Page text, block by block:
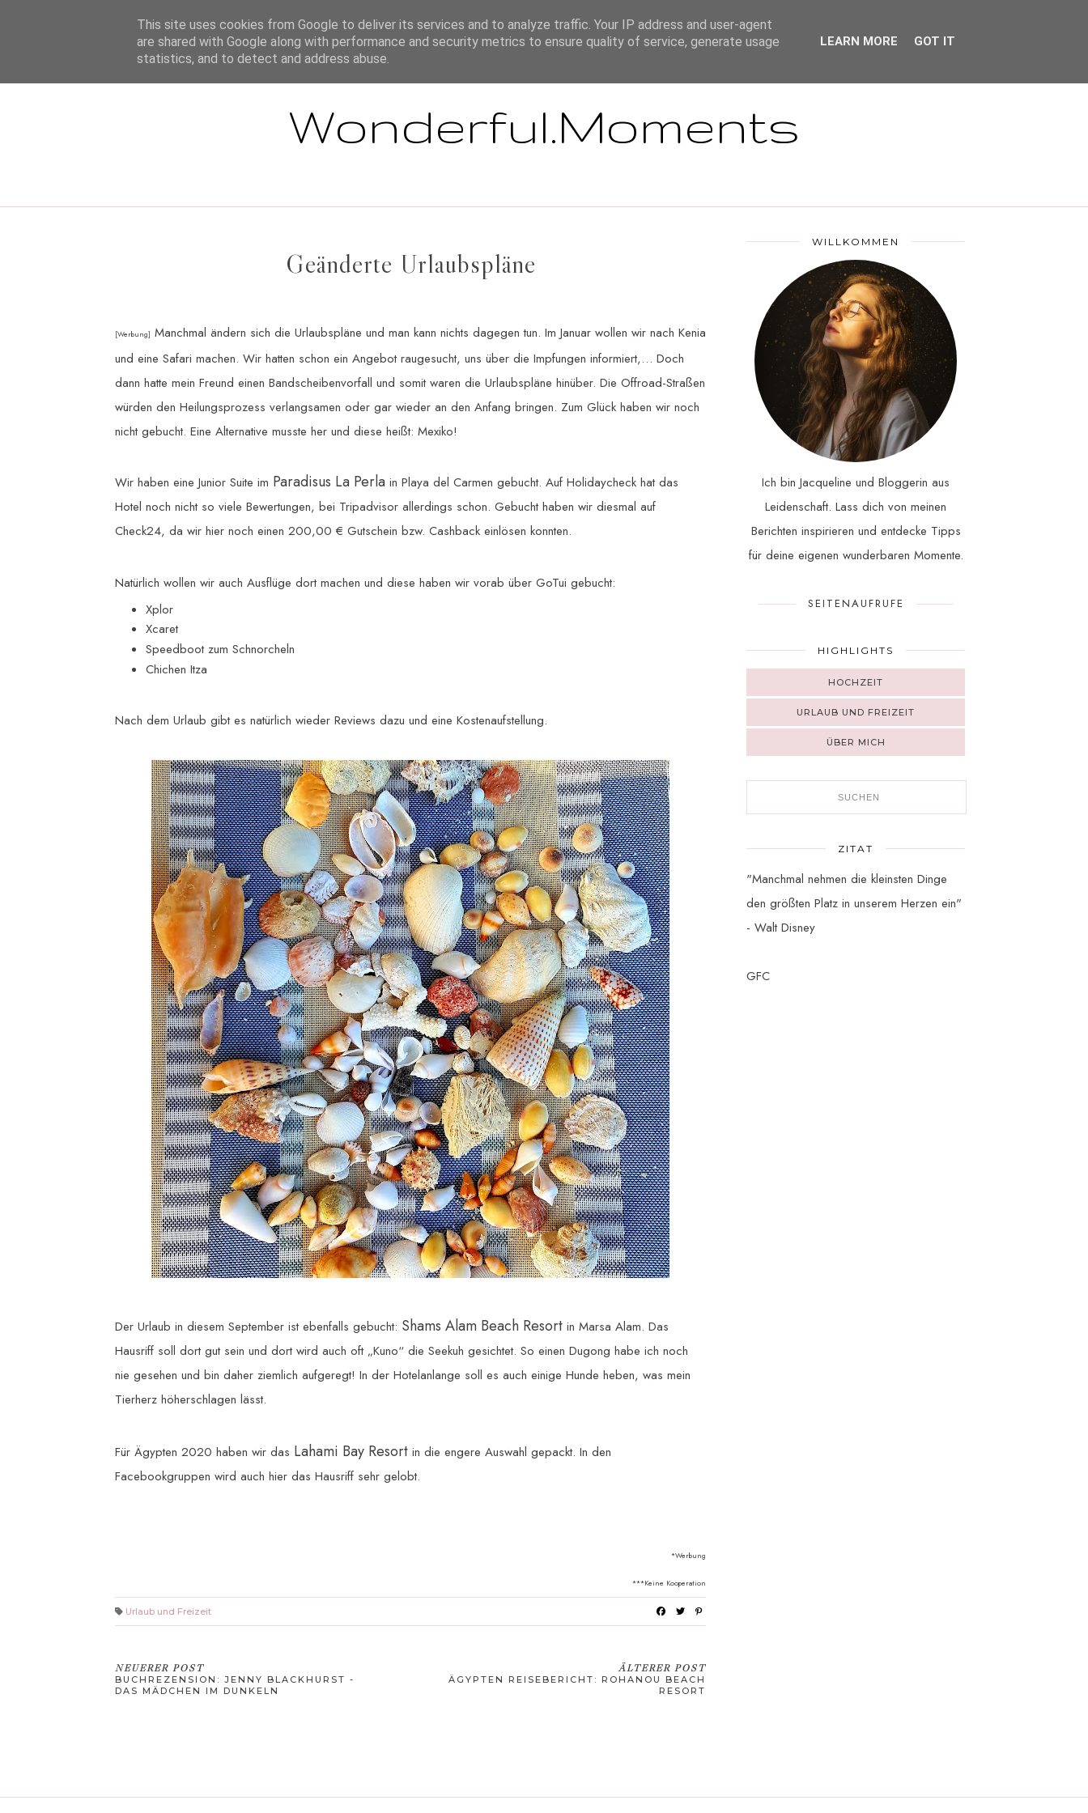
STARTSEITE ÜBER MICH IMPRESSUM / HAFTUNGSAUSSCHLUSS / DISCLAIMER DSGVO
Wonderful.Moments
Geänderte Urlaubspläne
[Werbung] Manchmal ändern sich die Urlaubspläne und man kann nichts dagegen tun. Im Januar wollen wir nach Kenia
und eine Safari machen. Wir hatten schon ein Angebot raugesucht, uns über die Impfungen informiert,… Doch
dann hatte mein Freund einen Bandscheibenvorfall und somit waren die Urlaubspläne hinüber. Die Offroad-Straßen
würden den Heilungsprozess verlangsamen oder gar wieder an den Anfang bringen. Zum Glück haben wir noch
nicht gebucht. Eine Alternative musste her und diese heißt: Mexiko!
Wir haben eine Junior Suite im Paradisus La Perla in Playa del Carmen gebucht. Auf Holidaycheck hat das
Hotel noch nicht so viele Bewertungen, bei Tripadvisor allerdings schon. Gebucht haben wir diesmal auf
Check24, da wir hier noch einen 200,00 € Gutschein bzw. Cashback einlösen konnten.
Natürlich wollen wir auch Ausflüge dort machen und diese haben wir vorab über GoTui gebucht:
Xplor
Xcaret
Speedboot zum Schnorcheln
Chichen Itza
Nach dem Urlaub gibt es natürlich wieder Reviews dazu und eine Kostenaufstellung.
Der Urlaub in diesem September ist ebenfalls gebucht: Shams Alam Beach Resort in Marsa Alam. Das
Hausriff soll dort gut sein und dort wird auch oft „Kuno“ die Seekuh gesichtet. So einen Dugong habe ich noch
nie gesehen und bin daher ziemlich aufgeregt! In der Hotelanlange soll es auch einige Hunde heben, was mein
Tierherz höherschlagen lässt.
Für Ägypten 2020 haben wir das Lahami Bay Resort in die engere Auswahl gepackt. In den
Facebookgruppen wird auch hier das Hausriff sehr gelobt.
*Werbung
***Keine Kooperation
Urlaub und Freizeit
NEUERER POST
BUCHREZENSION: JENNY BLACKHURST -
DAS MÄDCHEN IM DUNKELN
ÄLTERER POST
ÄGYPTEN REISEBERICHT: ROHANOU BEACH
RESORT
WILLKOMMEN
Ich bin Jacqueline und Bloggerin aus
Leidenschaft. Lass dich von meinen
Berichten inspirieren und entdecke Tipps
für deine eigenen wunderbaren Momente.
SEITENAUFRUFE
HIGHLIGHTS
HOCHZEIT
URLAUB UND FREIZEIT
ÜBER MICH
ZITAT
"Manchmal nehmen die kleinsten Dinge
den größten Platz in unserem Herzen ein"
- Walt Disney
GFC
This site uses cookies from Google to deliver its services and to analyze traffic. Your IP address and user-agent
are shared with Google along with performance and security metrics to ensure quality of service, generate usage
statistics, and to detect and address abuse.
LEARN MORE GOT IT